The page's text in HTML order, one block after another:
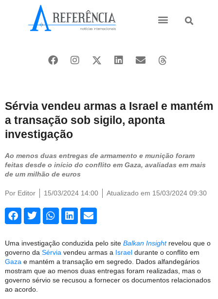
Sérvia vendeu armas a Israel e mantém
a transação sob sigilo, aponta
investigação
Ao menos duas entregas de armamento e munição foram
feitas desde o início do conflito em Gaza, avaliadas em mais
de um milhão de euros
Por Editor 15/03/2024 14:00 Atualizado em 15/03/2024 09:30
Uma investigação conduzida pelo site Balkan Insightrevelou que o
governo da Sérvia vendeu armas a Israel durante o conflito em
Gaza e mantém a transação em segredo. Dados alfandegários
mostram que ao menos duas entregas foram realizadas, mas o
governo sérvio se recusou a fornecer os documentos relacionados
ao acordo.